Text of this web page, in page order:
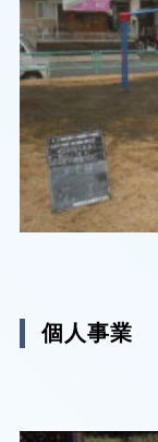
個人事業